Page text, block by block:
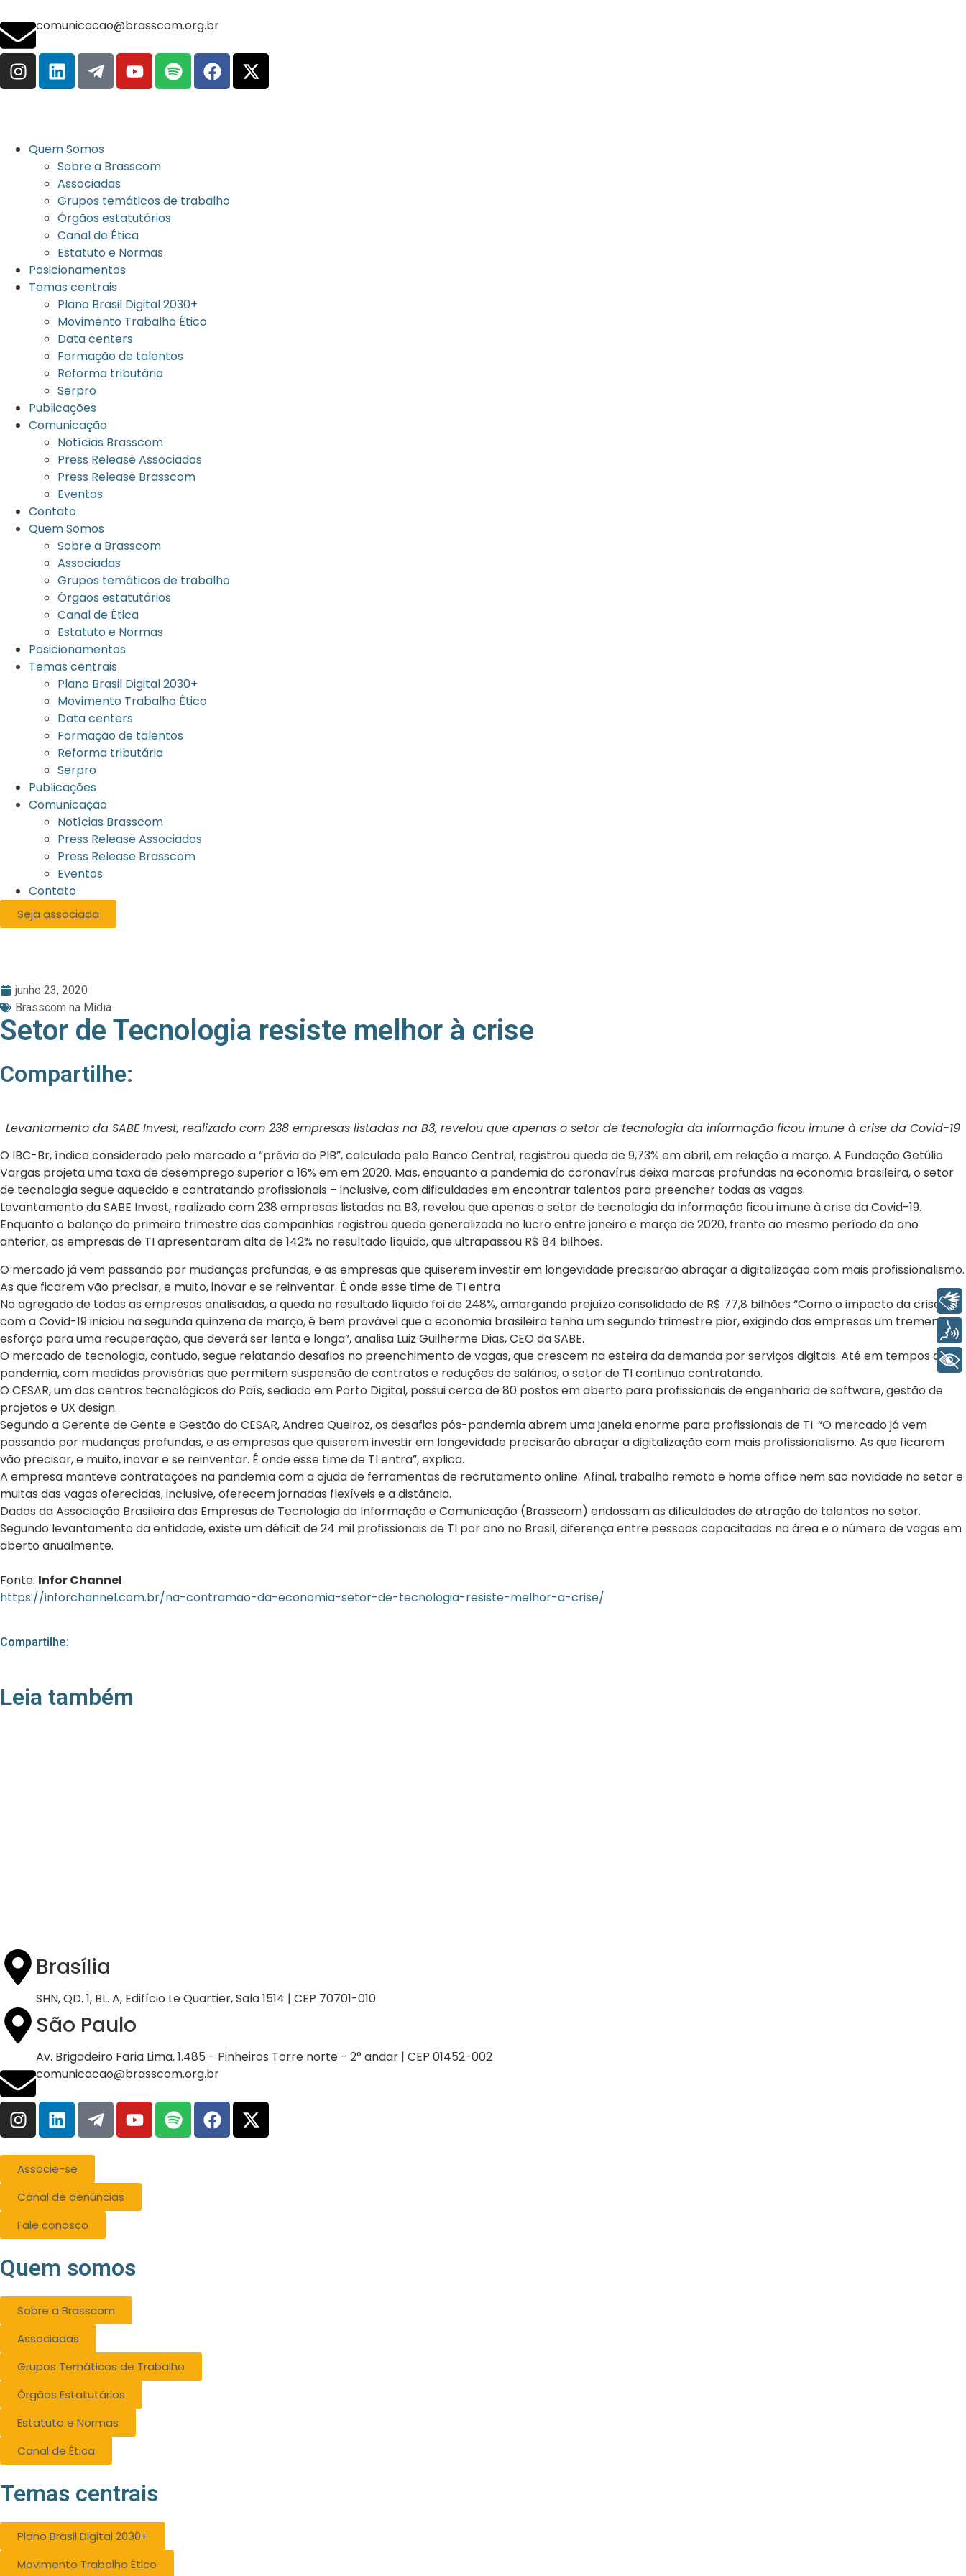
comunicacao@brasscom.org.br
Quem Somos
Sobre a Brasscom
Associadas
Grupos temáticos de trabalho
Órgãos estatutários
Canal de Ética
Estatuto e Normas
Posicionamentos
Temas centrais
Plano Brasil Digital 2030+
Movimento Trabalho Ético
Data centers
Formação de talentos
Reforma tributária
Serpro
Publicações
Comunicação
Notícias Brasscom
Press Release Associados
Press Release Brasscom
Eventos
Contato
Quem Somos
Sobre a Brasscom
Associadas
Grupos temáticos de trabalho
Órgãos estatutários
Canal de Ética
Estatuto e Normas
Posicionamentos
Temas centrais
Plano Brasil Digital 2030+
Movimento Trabalho Ético
Data centers
Formação de talentos
Reforma tributária
Serpro
Publicações
Comunicação
Notícias Brasscom
Press Release Associados
Press Release Brasscom
Eventos
Contato
Seja associada
junho 23, 2020
Brasscom na Mídia
Setor de Tecnologia resiste melhor à crise
Compartilhe:
Levantamento da SABE Invest, realizado com 238 empresas listadas na B3, revelou que apenas o setor de tecnologia da informação ficou imune à crise da Covid-19
O IBC-Br, índice considerado pelo mercado a “prévia do PIB”, calculado pelo Banco Central, registrou queda de 9,73% em abril, em relação a março. A Fundação Getúlio
Vargas projeta uma taxa de desemprego superior a 16% em em 2020. Mas, enquanto a pandemia do coronavírus deixa marcas profundas na economia brasileira, o setor
de tecnologia segue aquecido e contratando profissionais – inclusive, com dificuldades em encontrar talentos para preencher todas as vagas.
Levantamento da SABE Invest, realizado com 238 empresas listadas na B3, revelou que apenas o setor de tecnologia da informação ficou imune à crise da Covid-19.
Enquanto o balanço do primeiro trimestre das companhias registrou queda generalizada no lucro entre janeiro e março de 2020, frente ao mesmo período do ano
anterior, as empresas de TI apresentaram alta de 142% no resultado líquido, que ultrapassou R$ 84 bilhões.
O mercado já vem passando por mudanças profundas, e as empresas que quiserem investir em longevidade precisarão abraçar a digitalização com mais profissionalismo.
As que ficarem vão precisar, e muito, inovar e se reinventar. É onde esse time de TI entra
No agregado de todas as empresas analisadas, a queda no resultado líquido foi de 248%, amargando prejuízo consolidado de R$ 77,8 bilhões “Como o impacto da crise
com a Covid-19 iniciou na segunda quinzena de março, é bem provável que a economia brasileira tenha um segundo trimestre pior, exigindo das empresas um tremendo
esforço para uma recuperação, que deverá ser lenta e longa”, analisa Luiz Guilherme Dias, CEO da SABE.
O mercado de tecnologia, contudo, segue relatando desafios no preenchimento de vagas, que crescem na esteira da demanda por serviços digitais. Até em tempos de
pandemia, com medidas provisórias que permitem suspensão de contratos e reduções de salários, o setor de TI continua contratando.
O CESAR, um dos centros tecnológicos do País, sediado em Porto Digital, possui cerca de 80 postos em aberto para profissionais de engenharia de software, gestão de
projetos e UX design.
Segundo a Gerente de Gente e Gestão do CESAR, Andrea Queiroz, os desafios pós-pandemia abrem uma janela enorme para profissionais de TI. “O mercado já vem
passando por mudanças profundas, e as empresas que quiserem investir em longevidade precisarão abraçar a digitalização com mais profissionalismo. As que ficarem
vão precisar, e muito, inovar e se reinventar. É onde esse time de TI entra”, explica.
A empresa manteve contratações na pandemia com a ajuda de ferramentas de recrutamento online. Afinal, trabalho remoto e home office nem são novidade no setor e
muitas das vagas oferecidas, inclusive, oferecem jornadas flexíveis e a distância.
Dados da Associação Brasileira das Empresas de Tecnologia da Informação e Comunicação (Brasscom) endossam as dificuldades de atração de talentos no setor.
Segundo levantamento da entidade, existe um déficit de 24 mil profissionais de TI por ano no Brasil, diferença entre pessoas capacitadas na área e o número de vagas em
aberto anualmente.
Fonte: Infor Channel
https://inforchannel.com.br/na-contramao-da-economia-setor-de-tecnologia-resiste-melhor-a-crise/
Compartilhe:
Leia também
Brasília
SHN, QD. 1, BL. A, Edifício Le Quartier, Sala 1514 | CEP 70701-010
São Paulo
Av. Brigadeiro Faria Lima, 1.485 - Pinheiros Torre norte - 2° andar | CEP 01452-002
comunicacao@brasscom.org.br
Associe-se
Canal de denúncias
Fale conosco
Quem somos
Sobre a Brasscom
Associadas
Grupos Temáticos de Trabalho
Órgãos Estatutários
Estatuto e Normas
Canal de Ética
Temas centrais
Plano Brasil Digital 2030+
Movimento Trabalho Ético
Libras
Voz
+ Acessibilidade